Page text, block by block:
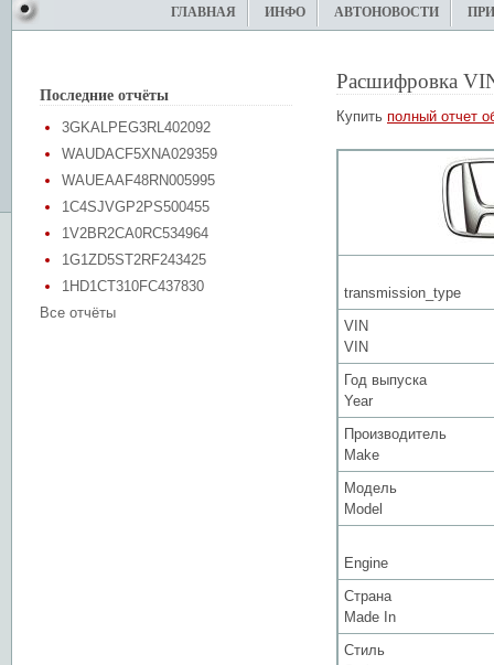
ГЛАВНАЯ ИНФО АВТОНОВОСТИ
Последние отчёты
3GKALPEG3RL402092
WAUDACF5XNA029359
WAUEAAF48RN005995
1C4SJVGP2PS500455
1V2BR2CA0RC534964
1G1ZD5ST2RF243425
1HD1CT310FC437830
Все отчёты
Расшифровка
Купить полный отчет
transmission_type
VIN
VIN
Год выпуска
Year
Производитель
Make
Модель
Model
Engine
Страна
Made In
Стиль